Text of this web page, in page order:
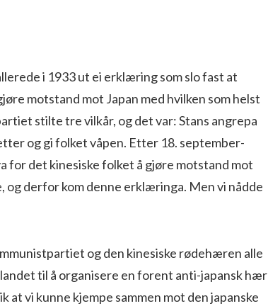
i 1933 ut ei erklæring som slo fast at
mot­stand mot Japan med hvilken som helst
stilte tre vilkår, og det var: Stans angrepa
og gi folket våpen. Etter 18. september-
for det kinesi­ske folket å gjøre motstand mot
og derfor kom denne erklæringa. Men vi nådde
og den ki­nesiske rødehæren alle
til å organisere en forent anti-japansk hær
at vi kunne kjempe sammen mot den japanske